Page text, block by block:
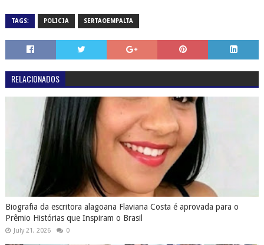
TAGS: POLICIA SERTAOEMPALTA
RELACIONADOS
Biografia da escritora alagoana Flaviana Costa é aprovada para o
Prêmio Histórias que Inspiram o Brasil
July 21, 2026 0